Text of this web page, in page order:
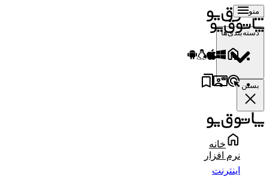
منو
دسته‌بندی‌ها
بستن
خانه
نرم افزار
اینترنت